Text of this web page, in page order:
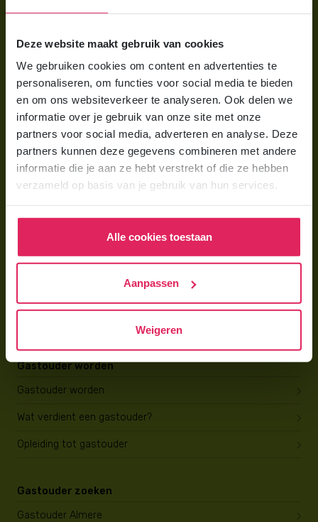
Deze website maakt gebruik van cookies
We gebruiken cookies om content en advertenties te
personaliseren, om functies voor social media te bieden
en om ons websiteverkeer te analyseren. Ook delen we
informatie over je gebruik van onze site met onze
partners voor social media, adverteren en analyse. Deze
partners kunnen deze gegevens combineren met andere
informatie die je aan ze hebt verstrekt of die ze hebben
verzameld op basis van je gebruik van hun services.
Alle cookies toestaan
Aanpassen
Weigeren
Brochure aanvragen
Berekening maken
Wat is gastouderopvang?
Wat kost een gastouder?
Gastouder worden
Gastouder worden
Wat verdient een gastouder?
Opleiding tot gastouder
Gastouder zoeken
Gastouder Almere